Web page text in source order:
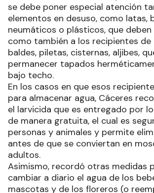
se debe poner especial atención
elementos en desuso, como latas,
neumáticos o plásticos, que deben
como también a los recipientes
baldes, piletas, cisternas, aljibes,
permanecer tapados
bajo techo.
En los casos en que esos
para almacenar agua, Cáceres
el larvicida que es entregado por
de manera gratuita, el cual es
personas y animales y permite
antes de que se conviertan en
adultos.
Asimismo, recordó otras medidas
cambiar a diario el agua de los
mascotas y de los floreros (o